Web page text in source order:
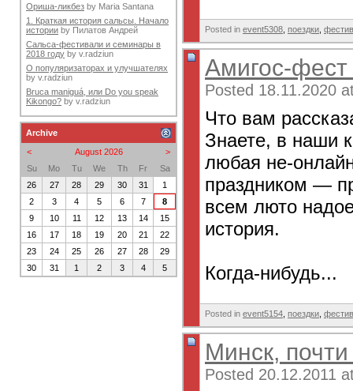
Posted in event5308 поездки
Амигос-
Posted 18.11.2020
Что вам
Знаете, в наши
любая не-
праздником —
всем люто
история.
Когда-нибудь...
Posted in event5154 поездки
Минск,
Posted 20.12.2011
Ориша-ликбез by Maria Santana
1. Краткая история сальсы. Начало
истории by Пилатов Андрей
Сальса-фестивали и семинары в
2018 году by v.radziun
О популяризаторах и улучшателях
by v.radziun
Bruca maniguá, или Do you speak
Kikongo? by v.radziun
Archive
<
>
August 2026
Su
Mo Tu We Th Fr
Sa
26
27 28 29 30 31
1
2
3 4 5 6 7
8
9
10 11 12 13 14
15
16
17 18 19 20 21
22
23
24 25 26 27 28
29
30
31 1 2 3 4 5